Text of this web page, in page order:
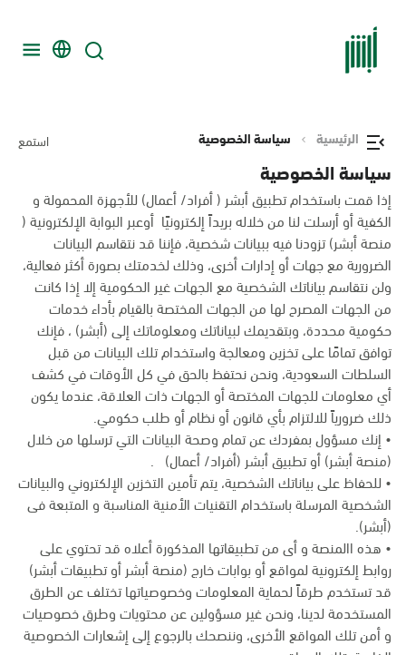
الرئيسية سياسة الخصوصية استمع
سياسة الخصوصية
إذا قمت باستخدام تطبيق أبشر ( أفراد/ أعمال) للأجهزة المحمولة و
الكفية أو أرسلت لنا من خلاله بريداً إلكترونيًا أوعبر البوابة الإلكترونية (
منصة أبشر) تزودنا فيه ببيانات شخصية، فإننا قد نتقاسم البيانات
الضرورية مع جهات أو إدارات أخرى، وذلك لخدمتك بصورة أكثر فعالية،
ولن نتقاسم بياناتك الشخصية مع الجهات غير الحكومية إلا إذا كانت
من الجهات المصرح لها من الجهات المختصة بالقيام بأداء خدمات
حكومية محددة، وبتقديمك لبياناتك ومعلوماتك إلى (أبشر) ، فإنك
توافق تمامًا على تخزين ومعالجة واستخدام تلك البيانات من قبل
السلطات السعودية، ونحن نحتفظ بالحق في كل الأوقات في كشف
أي معلومات للجهات المختصة أو الجهات ذات العلاقة، عندما يكون
ذلك ضرورياً للالتزام بأي قانون أو نظام أو طلب حكومي.
• إنك مسؤول بمفردك عن تمام وصحة البيانات التي ترسلها من خلال
(منصة أبشر) أو تطبيق أبشر (أفراد/ أعمال) .
• للحفاظ على بياناتك الشخصية، يتم تأمين التخزين الإلكتروني والبيانات
الشخصية المرسلة باستخدام التقنيات الأمنية المناسبة و المتبعة فى
(أبشر).
• هذه االمنصة و أى من تطبيقاتها المذكورة أعلاه قد تحتوي على
روابط إلكترونية لمواقع أو بوابات خارج (منصة أبشر أو تطبيقات أبشر)
قد تستخدم طرقاً لحماية المعلومات وخصوصياتها تختلف عن الطرق
المستخدمة لدينا، ونحن غير مسؤولين عن محتويات وطرق خصوصيات
و أمن تلك المواقع الأخرى، وننصحك بالرجوع إلى إشعارات الخصوصية